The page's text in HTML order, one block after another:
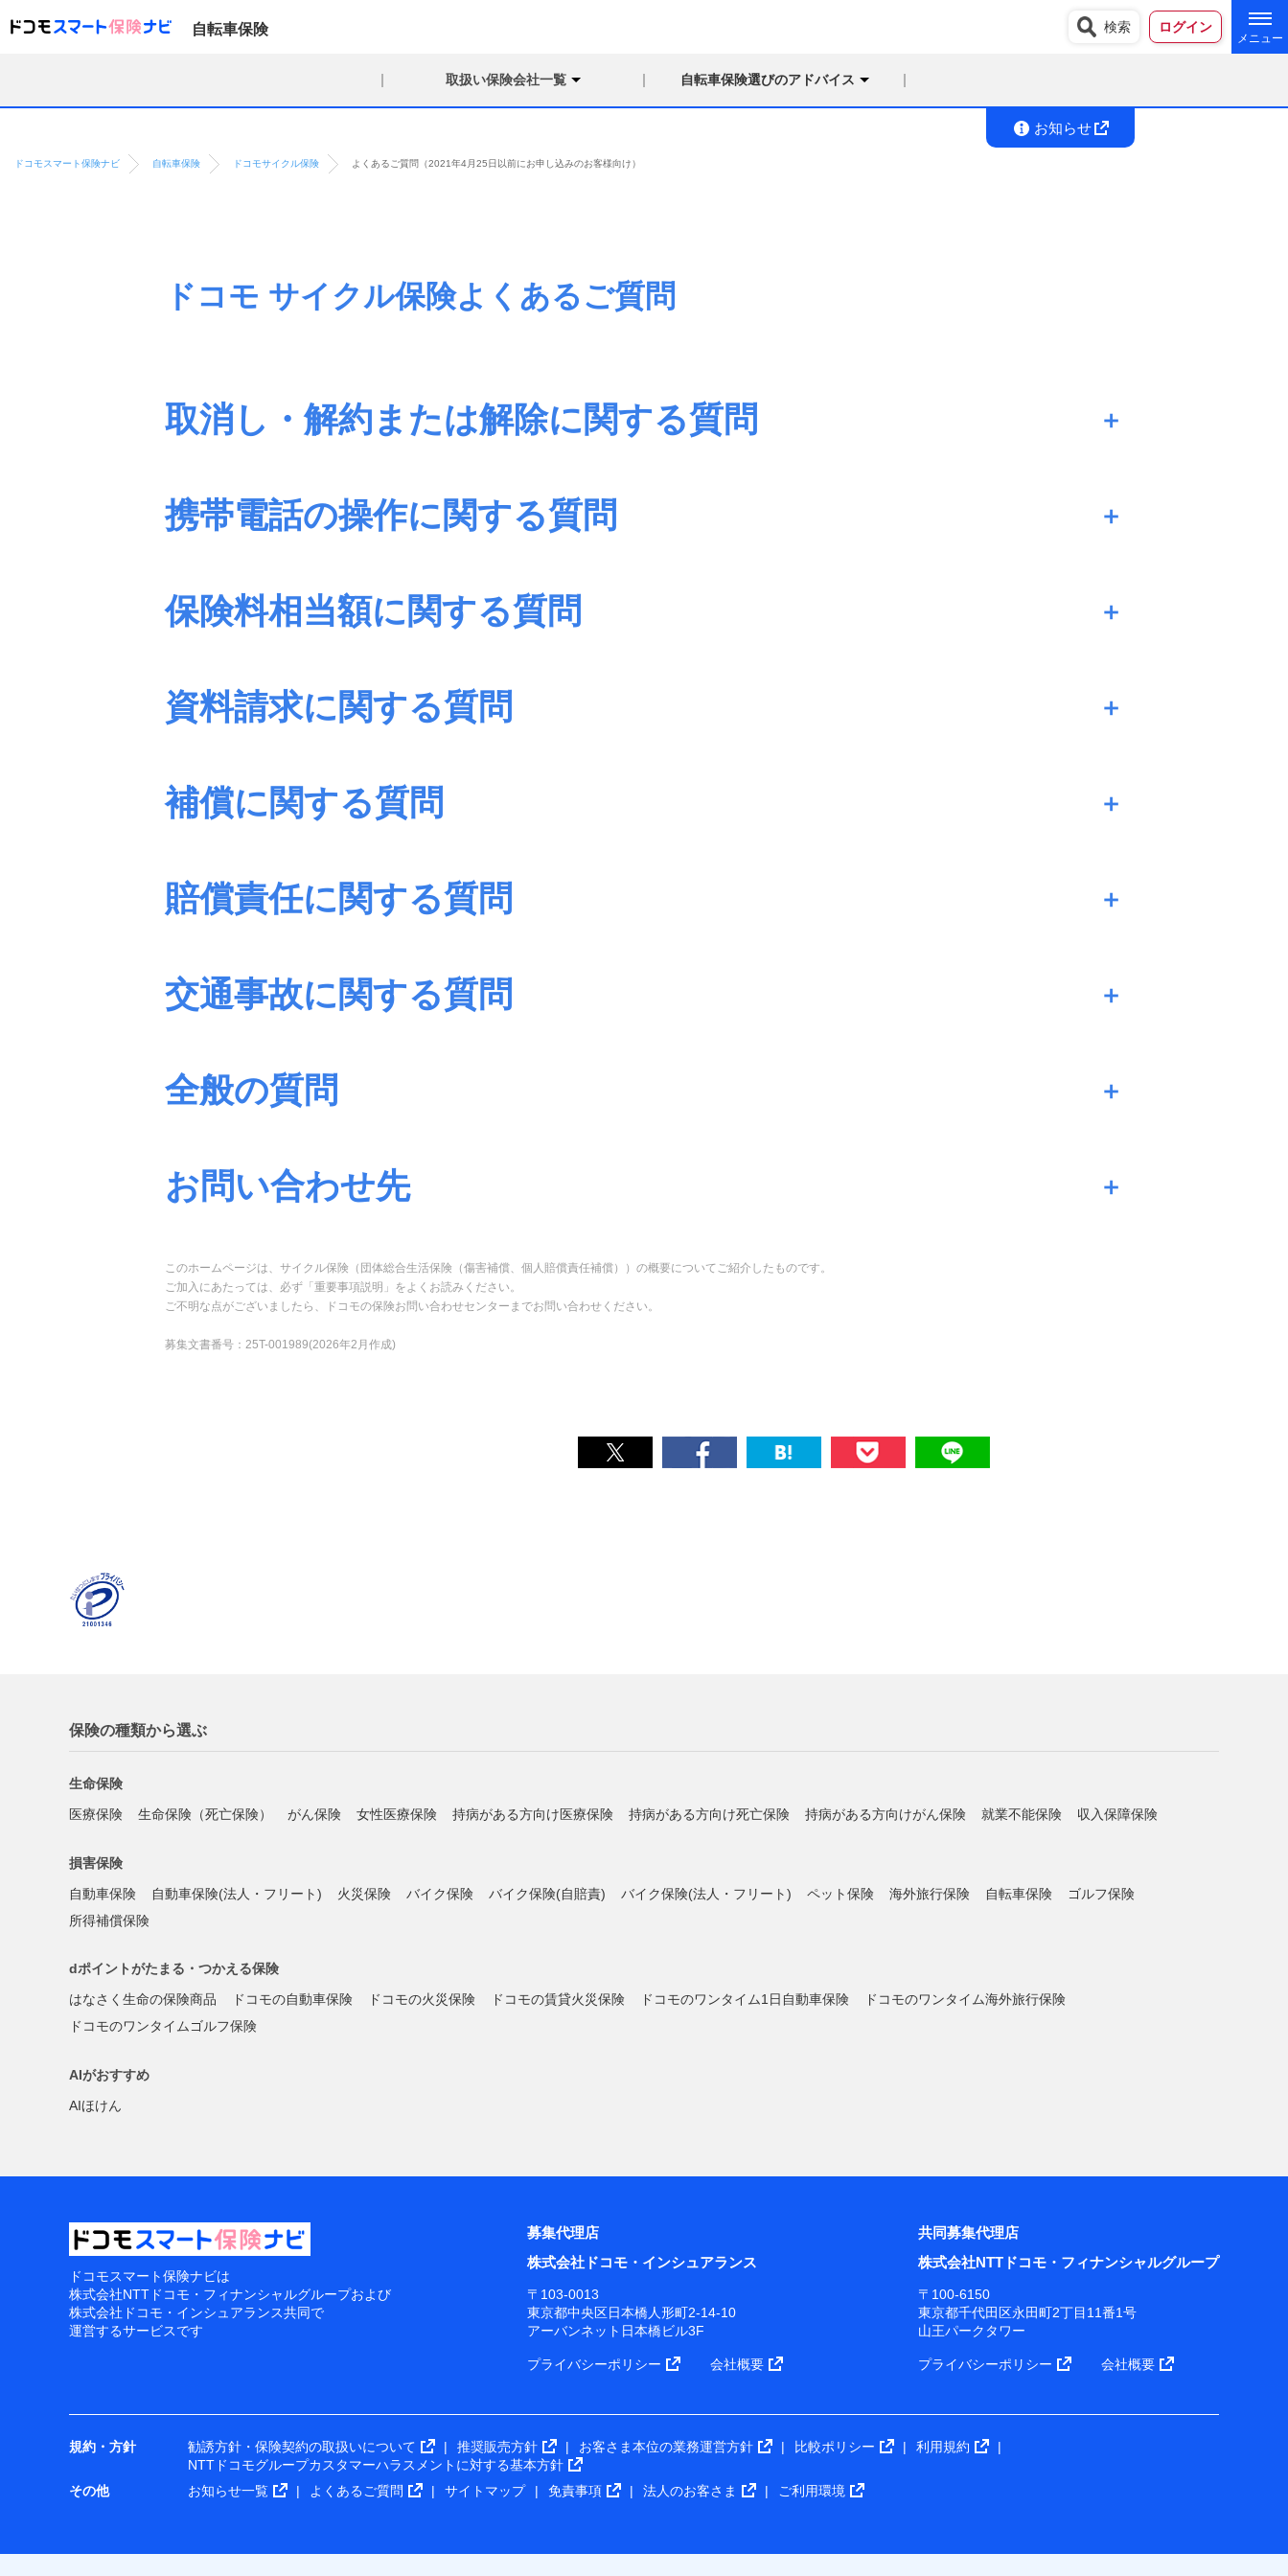
自転車保険 検索 ログイン
取扱い保険会社一覧 自転車保険選びのアドバイス
お知らせ
ドコモスマート保険ナビ 自転車保険 ドコモサイクル保険 よくあるご質問（2021年4月25日以前にお申し込みのお客様向け）
ドコモ サイクル保険よくあるご質問
取消し・解約または解除に関する質問
携帯電話の操作に関する質問
保険料相当額に関する質問
資料請求に関する質問
補償に関する質問
賠償責任に関する質問
交通事故に関する質問
全般の質問
お問い合わせ先
このホームページは、サイクル保険（団体総合生活保険（傷害補償、個人賠償責任補償））の概要についてご紹介したものです。
ご加入にあたっては、必ず「重要事項説明」をよくお読みください。
ご不明な点がございましたら、ドコモの保険お問い合わせセンターまでお問い合わせください。
募集文書番号：25T-001989(2026年2月作成)
保険の種類から選ぶ
生命保険
医療保険
生命保険（死亡保険） がん保険 女性医療保険 持病がある方向け医療保険 持病がある方向け死亡保険 持病がある方向けがん保険 就業不能保険 収入保障保険
損害保険
自動車保険
自動車保険(法人・フリート) 火災保険 バイク保険 バイク保険(自賠責) バイク保険(法人・フリート) ペット保険 海外旅行保険 自転車保険
ゴルフ保険
所得補償保険
dポイントがたまる・つかえる保険
はなさく生命の保険商品
ドコモの自動車保険 ドコモの火災保険 ドコモの賃貸火災保険 ドコモのワンタイム1日自動車保険
ドコモのワンタイム海外旅行保険
ドコモのワンタイムゴルフ保険
AIがおすすめ
AIほけん
ドコモスマート保険ナビは
株式会社NTTドコモ・フィナンシャルグループおよび
株式会社ドコモ・インシュアランス共同で
運営するサービスです
募集代理店
株式会社ドコモ・インシュアランス
〒103-0013
東京都中央区日本橋人形町2-14-10
アーバンネット日本橋ビル3F
プライバシーポリシー 会社概要
共同募集代理店
株式会社NTTドコモ・フィナンシャルグループ
〒100-6150
東京都千代田区永田町2丁目11番1号
山王パークタワー
プライバシーポリシー 会社概要
規約・方針 勧誘方針・保険契約の取扱いについて 推奨販売方針 お客さま本位の業務運営方針 比較ポリシー
利用規約
NTTドコモグループカスタマーハラスメントに対する基本方針
その他
お知らせ一覧 よくあるご質問 サイトマップ 免責事項 法人のお客さま ご利用環境